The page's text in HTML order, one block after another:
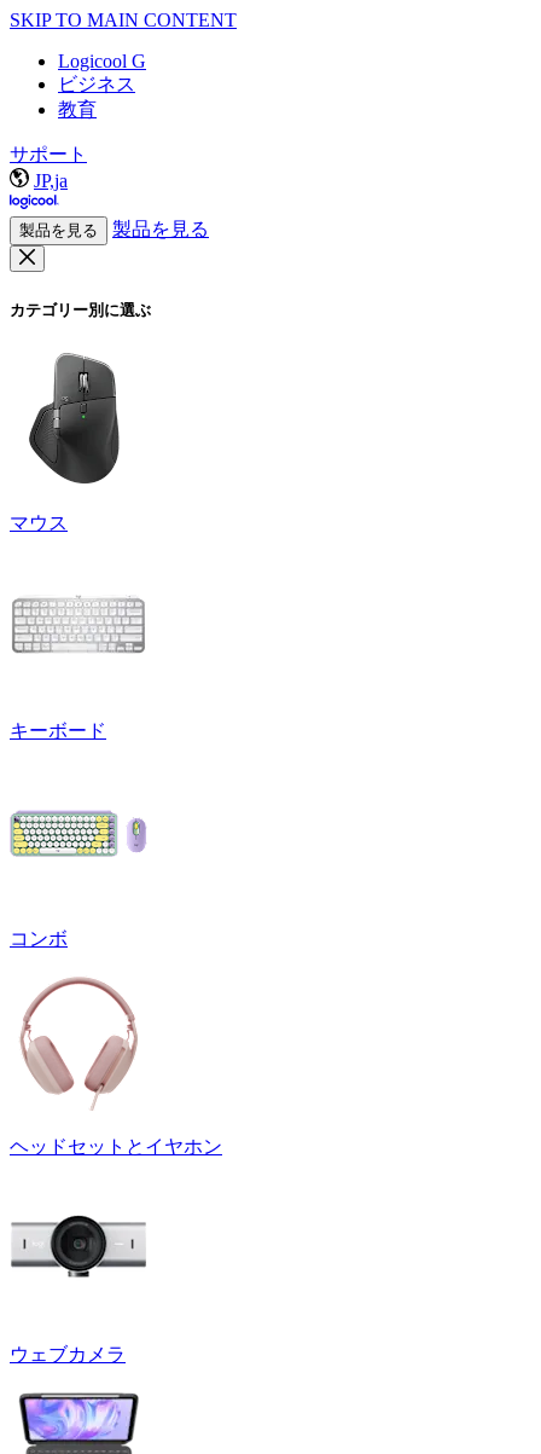
SKIP TO MAIN CONTENT
Logicool G
ビジネス
教育
サポート
JP,ja
製品を見る 製品を見る
カテゴリー別に選ぶ
マウス
キーボード
コンボ
ヘッドセットとイヤホン
ウェブカメラ